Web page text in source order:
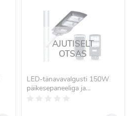
AJUTISELT
OTSAS
LED-tänavavalgusti 150W
päikesepaneeliga ja